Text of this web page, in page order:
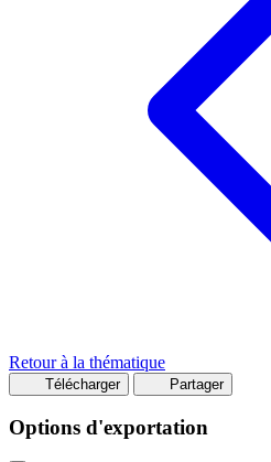
Retour à la thématique
Télécharger Partager
Options d'exportation